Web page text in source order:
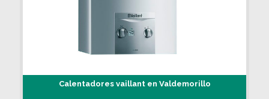
Calentadores vaillant en Valdemorillo